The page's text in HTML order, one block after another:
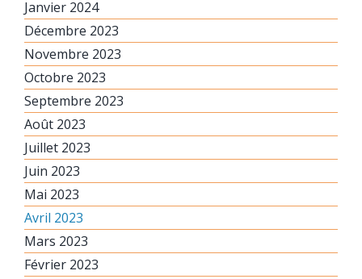
Janvier 2024
Décembre 2023
Novembre 2023
Octobre 2023
Septembre 2023
Août 2023
Juillet 2023
Juin 2023
Mai 2023
Avril 2023
Mars 2023
Février 2023